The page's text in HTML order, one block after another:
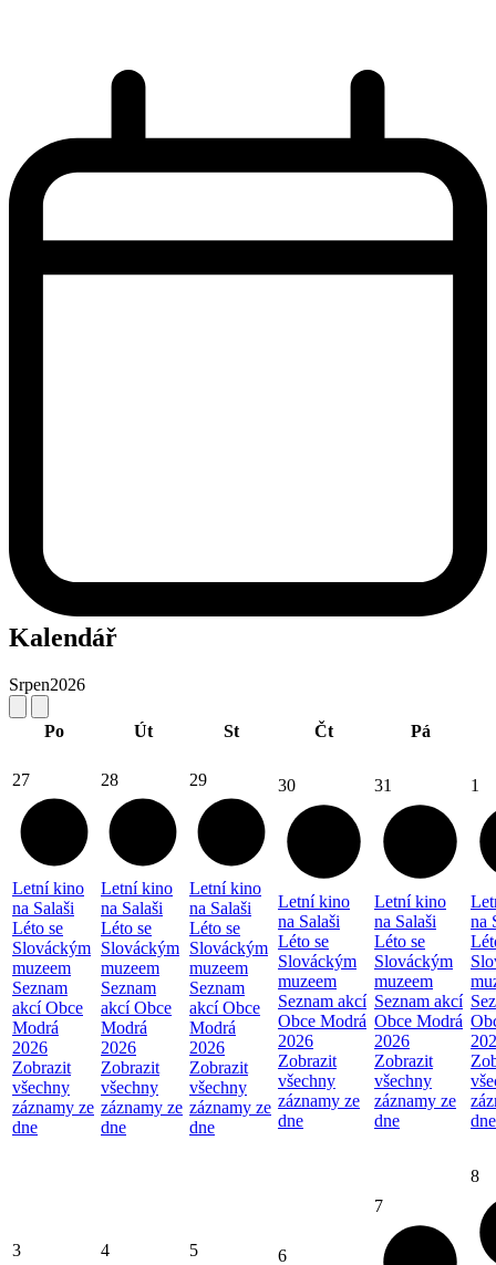
Kalendář
Srpen2026
Po Út St Čt Pá
27
Letní kino
na Salaši
Léto se
Slováckým
muzeem
Seznam
akcí Obce
Modrá
2026
Zobrazit
všechny
záznamy ze
dne
28
Letní kino
na Salaši
Léto se
Slováckým
muzeem
Seznam
akcí Obce
Modrá
2026
Zobrazit
všechny
záznamy ze
dne
29
Letní kino
na Salaši
Léto se
Slováckým
muzeem
Seznam
akcí Obce
Modrá
2026
Zobrazit
všechny
záznamy ze
dne
30
Letní kino
na Salaši
Léto se
Slováckým
muzeem
Seznam akcí
Obce Modrá
2026
Zobrazit
všechny
záznamy ze
dne
31
Letní kino
na Salaši
Léto se
Slováckým
muzeem
Seznam akcí
Obce Modrá
2026
Zobrazit
všechny
záznamy ze
dne
1
na
dne
3 4 5 6
7
8